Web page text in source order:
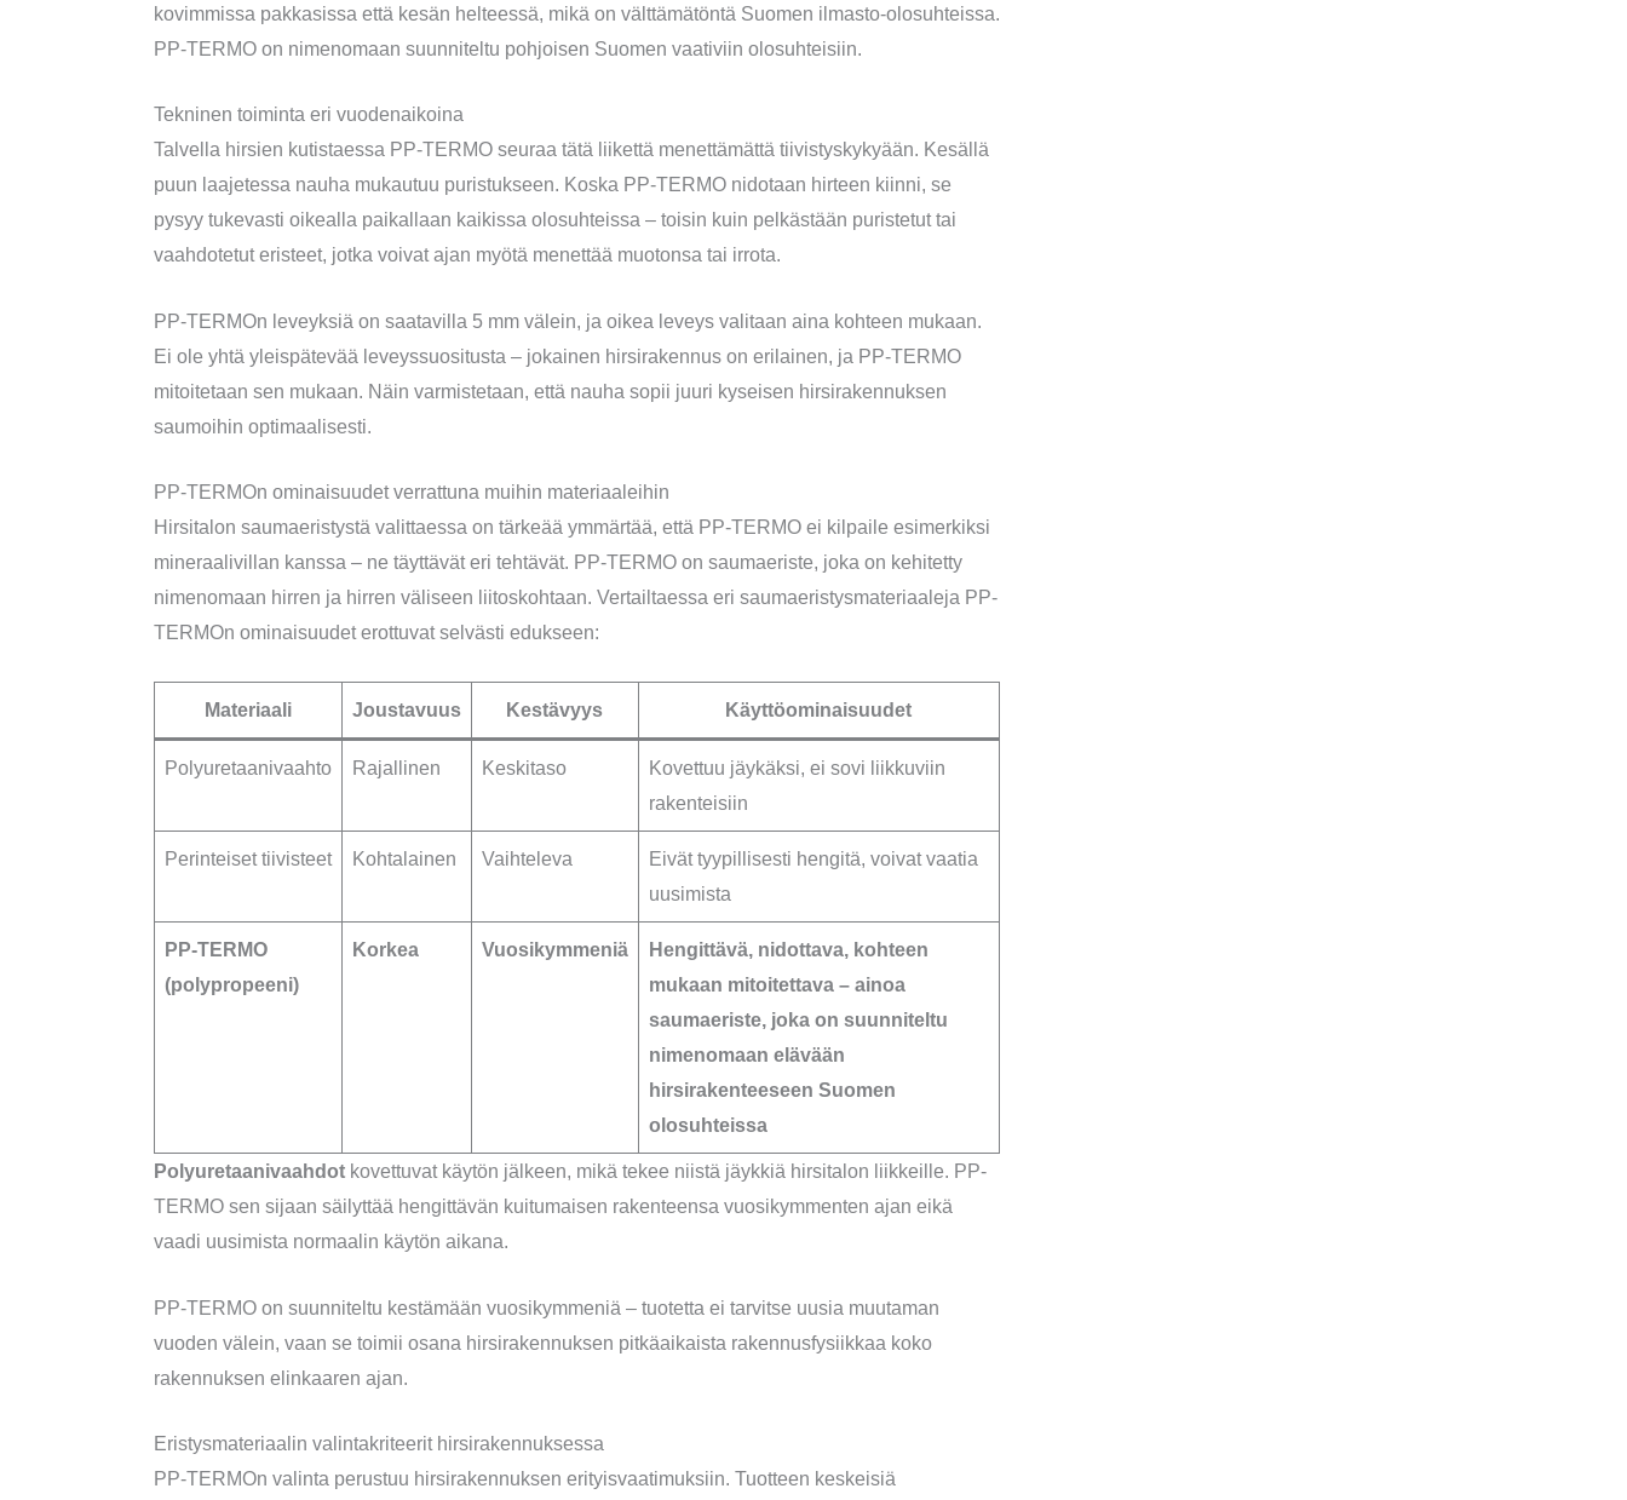
kovimmissa pakkasissa että kesän helteessä, mikä on välttämätöntä Suomen ilmasto-olosuhteissa.
PP-TERMO on nimenomaan suunniteltu pohjoisen Suomen vaativiin olosuhteisiin.
Tekninen toiminta eri vuodenaikoina
Talvella hirsien kutistaessa PP-TERMO seuraa tätä liikettä menettämättä tiivistyskykyään. Kesällä
puun laajetessa nauha mukautuu puristukseen. Koska PP-TERMO nidotaan hirteen kiinni, se
pysyy tukevasti oikealla paikallaan kaikissa olosuhteissa – toisin kuin pelkästään puristetut tai
vaahdotetut eristeet, jotka voivat ajan myötä menettää muotonsa tai irrota.
PP-TERMOn leveyksiä on saatavilla 5 mm välein, ja oikea leveys valitaan aina kohteen mukaan.
Ei ole yhtä yleispätevää leveyssuositusta – jokainen hirsirakennus on erilainen, ja PP-TERMO
mitoitetaan sen mukaan. Näin varmistetaan, että nauha sopii juuri kyseisen hirsirakennuksen
saumoihin optimaalisesti.
PP-TERMOn ominaisuudet verrattuna muihin materiaaleihin
Hirsitalon saumaeristystä valittaessa on tärkeää ymmärtää, että PP-TERMO ei kilpaile esimerkiksi
mineraalivillan kanssa – ne täyttävät eri tehtävät. PP-TERMO on saumaeriste, joka on kehitetty
nimenomaan hirren ja hirren väliseen liitoskohtaan. Vertailtaessa eri saumaeristysmateriaaleja PP-
TERMOn ominaisuudet erottuvat selvästi edukseen:
Materiaali Joustavuus Kestävyys Käyttöominaisuudet
Polyuretaanivaahto Rajallinen Keskitaso
Kovettuu jäykäksi, ei sovi liikkuviin
rakenteisiin
Perinteiset tiivisteet Kohtalainen Vaihteleva
Eivät tyypillisesti hengitä, voivat vaatia
uusimista
PP-TERMO
(polypropeeni)
Korkea Vuosikymmeniä
Hengittävä, nidottava, kohteen
mukaan mitoitettava – ainoa
saumaeriste, joka on suunniteltu
nimenomaan elävään
hirsirakenteeseen Suomen
olosuhteissa
Polyuretaanivaahdotkovettuvat käytön jälkeen, mikä tekee niistä jäykkiä hirsitalon liikkeille. PP-
TERMO sen sijaan säilyttää hengittävän kuitumaisen rakenteensa vuosikymmenten ajan eikä
vaadi uusimista normaalin käytön aikana.
PP-TERMO on suunniteltu kestämään vuosikymmeniä – tuotetta ei tarvitse uusia muutaman
vuoden välein, vaan se toimii osana hirsirakennuksen pitkäaikaista rakennusfysiikkaa koko
rakennuksen elinkaaren ajan.
Eristysmateriaalin valintakriteerit hirsirakennuksessa
PP-TERMOn valinta perustuu hirsirakennuksen erityisvaatimuksiin. Tuotteen keskeisiä